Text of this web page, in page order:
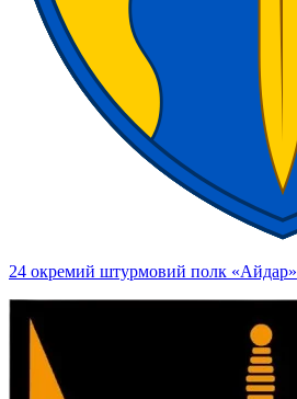
24 окремий штурмовий полк «Айдар»